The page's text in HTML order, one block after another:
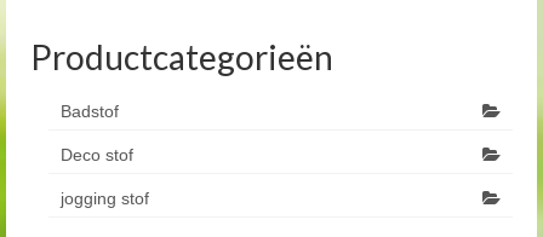
Productcategorieën
Badstof
Deco stof
jogging stof